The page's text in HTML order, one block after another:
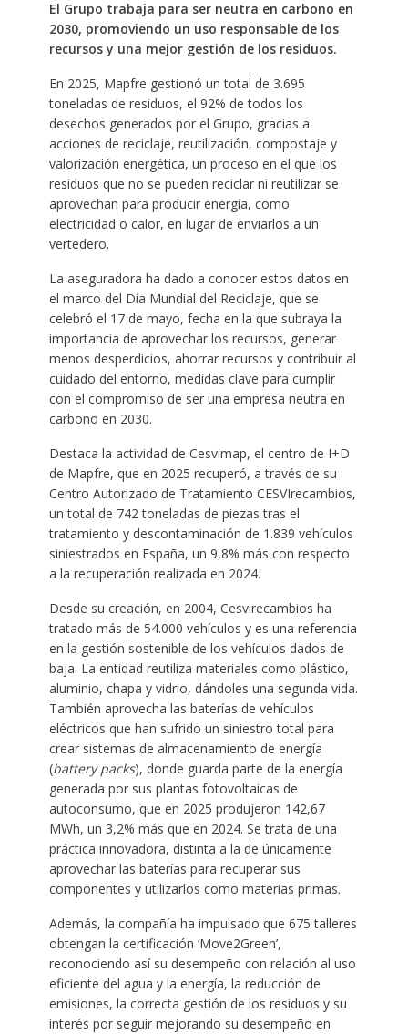
El Grupo trabaja para ser neutra en carbono en
2030, promoviendo un uso responsable de los
recursos y una mejor gestión de los residuos.
En 2025, Mapfre gestionó un total de 3.695
toneladas de residuos, el 92% de todos los
desechos generados por el Grupo, gracias a
acciones de reciclaje, reutilización, compostaje y
valorización energética, un proceso en el que los
residuos que no se pueden reciclar ni reutilizar se
aprovechan para producir energía, como
electricidad o calor, en lugar de enviarlos a un
vertedero.
La aseguradora ha dado a conocer estos datos en
el marco del Día Mundial del Reciclaje, que se
celebró el 17 de mayo, fecha en la que subraya la
importancia de aprovechar los recursos, generar
menos desperdicios, ahorrar recursos y contribuir al
cuidado del entorno, medidas clave para cumplir
con el compromiso de ser una empresa neutra en
carbono en 2030.
Destaca la actividad de Cesvimap, el centro de I+D
de Mapfre, que en 2025 recuperó, a través de su
Centro Autorizado de Tratamiento CESVIrecambios,
un total de 742 toneladas de piezas tras el
tratamiento y descontaminación de 1.839 vehículos
siniestrados en España, un 9,8% más con respecto
a la recuperación realizada en 2024.
Desde su creación, en 2004, Cesvirecambios ha
tratado más de 54.000 vehículos y es una referencia
en la gestión sostenible de los vehículos dados de
baja. La entidad reutiliza materiales como plástico,
aluminio, chapa y vidrio, dándoles una segunda vida.
También aprovecha las baterías de vehículos
eléctricos que han sufrido un siniestro total para
crear sistemas de almacenamiento de energía
(battery packs), donde guarda parte de la energía
generada por sus plantas fotovoltaicas de
autoconsumo, que en 2025 produjeron 142,67
MWh, un 3,2% más que en 2024. Se trata de una
práctica innovadora, distinta a la de únicamente
aprovechar las baterías para recuperar sus
componentes y utilizarlos como materias primas.
Además, la compañía ha impulsado que 675 talleres
obtengan la certificación ‘Move2Green’,
reconociendo así su desempeño con relación al uso
eficiente del agua y la energía, la reducción de
emisiones, la correcta gestión de los residuos y su
interés por seguir mejorando su desempeño en